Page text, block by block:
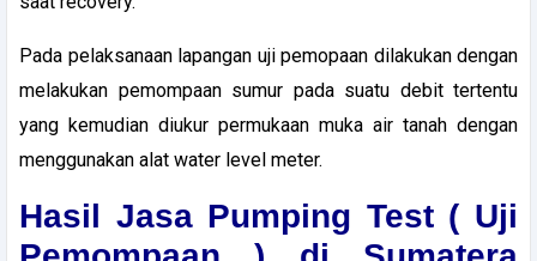
Pada pelaksanaan lapangan uji pemopaan dilakukan dengan
melakukan pemompaan sumur pada suatu debit tertentu
yang kemudian diukur permukaan muka air tanah dengan
menggunakan alat water level meter.
Hasil Jasa Pumping Test ( Uji